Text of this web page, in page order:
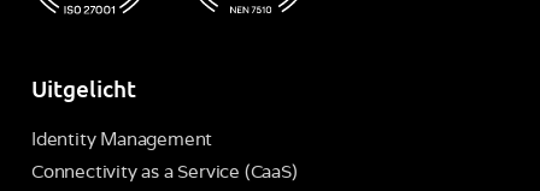
Uitgelicht
Identity Management
Connectivity as a Service (CaaS)